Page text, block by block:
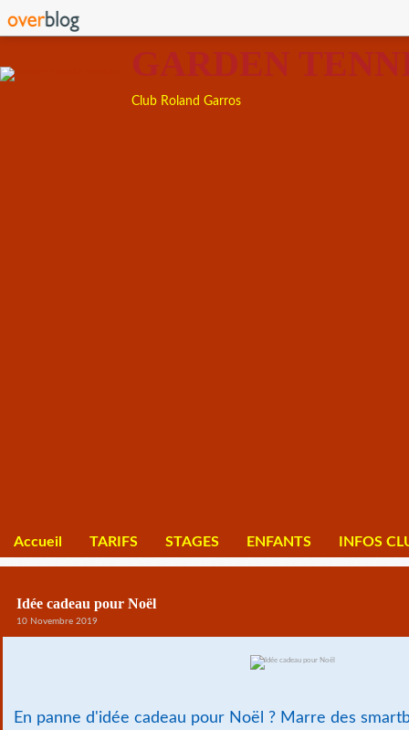
GARDEN
Club Roland Garros
Accueil TARIFS STAGES ENFANTS INFOS
Idée cadeau pour Noël
10 Novembre 2019
En panne d'idée cadeau pour Noël ? Marre des